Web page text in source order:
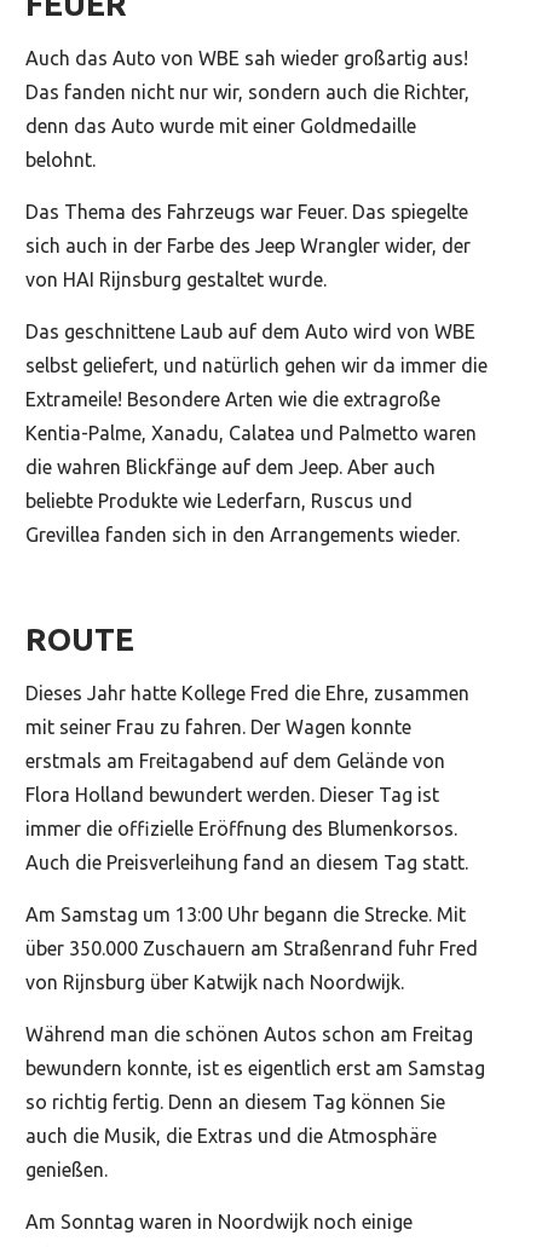
Auch das Auto von WBE sah wieder großartig aus!
Das fanden nicht nur wir, sondern auch die Richter,
denn das Auto wurde mit einer Goldmedaille
belohnt.
Das Thema des Fahrzeugs war Feuer. Das spiegelte
sich auch in der Farbe des Jeep Wrangler wider, der
von HAI Rijnsburg gestaltet wurde.
Das geschnittene Laub auf dem Auto wird von WBE
selbst geliefert, und natürlich gehen wir da immer die
Extrameile! Besondere Arten wie die extragroße
Kentia-Palme, Xanadu, Calatea und Palmetto waren
die wahren Blickfänge auf dem Jeep. Aber auch
beliebte Produkte wie Lederfarn, Ruscus und
Grevillea fanden sich in den Arrangements wieder.
ROUTE
Dieses Jahr hatte Kollege Fred die Ehre, zusammen
mit seiner Frau zu fahren. Der Wagen konnte
erstmals am Freitagabend auf dem Gelände von
Flora Holland bewundert werden. Dieser Tag ist
immer die offizielle Eröffnung des Blumenkorsos.
Auch die Preisverleihung fand an diesem Tag statt.
Am Samstag um 13:00 Uhr begann die Strecke. Mit
über 350.000 Zuschauern am Straßenrand fuhr Fred
von Rijnsburg über Katwijk nach Noordwijk.
Während man die schönen Autos schon am Freitag
bewundern konnte, ist es eigentlich erst am Samstag
so richtig fertig. Denn an diesem Tag können Sie
auch die Musik, die Extras und die Atmosphäre
genießen.
Am Sonntag waren in Noordwijk noch einige